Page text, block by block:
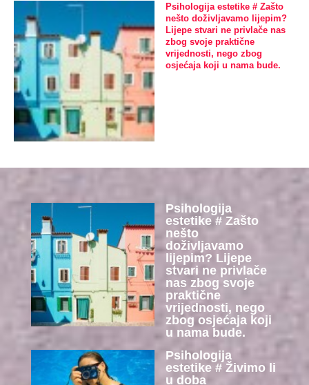
Psihologija estetike # Zašto
nešto doživljavamo lijepim?
Lijepe stvari ne privlače nas
zbog svoje praktične
vrijednosti, nego zbog
osjećaja koji u nama bude.
Psihologija
estetike # Zašto
nešto
doživljavamo
lijepim? Lijepe
stvari ne privlače
nas zbog svoje
praktične
vrijednosti, nego
zbog osjećaja koji
u nama bude.
Psihologija
estetike # Živimo li
u doba